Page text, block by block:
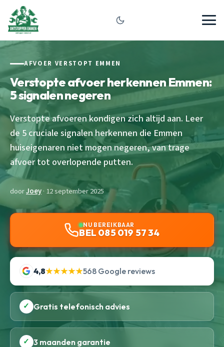
AFVOER VERSTOPT EMMEN
Verstopte afvoer herkennen Emmen:
5 signalen negeren
Verstopte afvoeren kondigen zich altijd aan. Leer
de 5 cruciale signalen herkennen die Emmen
huiseigenaren niet mogen negeren, van trage
afvoer tot overlopende putten.
doorJoey· 12 september 2025
NU BEREIKBAAR
BEL 085 019 57 34
4,8★★★★★568 Google reviews
✓ Gratis telefonisch advies
✓ 3 maanden garantie